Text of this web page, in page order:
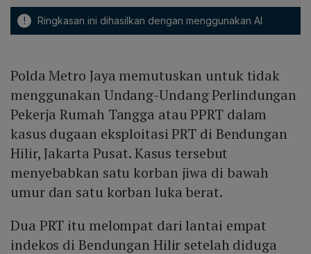
! Ringkasan ini dihasilkan dengan menggunakan AI
Polda Metro Jaya memutuskan untuk tidak
menggunakan Undang-Undang Perlindungan
Pekerja Rumah Tangga atau PPRT dalam
kasus dugaan eksploitasi PRT di Bendungan
Hilir, Jakarta Pusat. Kasus tersebut
menyebabkan satu korban jiwa di bawah
umur dan satu korban luka berat.
Dua PRT itu melompat dari lantai empat
indekos di Bendungan Hilir setelah diduga